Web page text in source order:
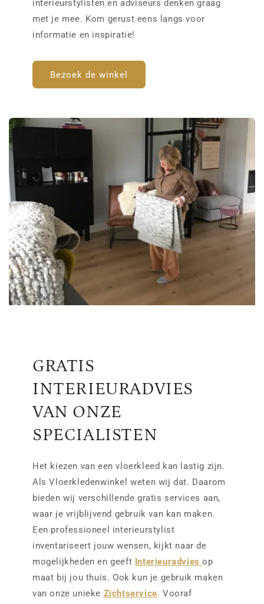
interieurstylisten en adviseurs denken graag
met je mee. Kom gerust eens langs voor
informatie en inspiratie!
Bezoek de winkel
GRATIS
INTERIEURADVIES
VAN ONZE
SPECIALISTEN
Het kiezen van een vloerkleed kan lastig zijn.
Als Vloerkledenwinkel weten wij dat. Daarom
bieden wij verschillende gratis services aan,
waar je vrijblijvend gebruik van kan maken.
Een professioneel interieurstylist
inventariseert jouw wensen, kijkt naar de
mogelijkheden en geeft Interieuradviesop
maat bij jou thuis. Ook kun je gebruik maken
van onze unieke Zichtservice. Vooraf